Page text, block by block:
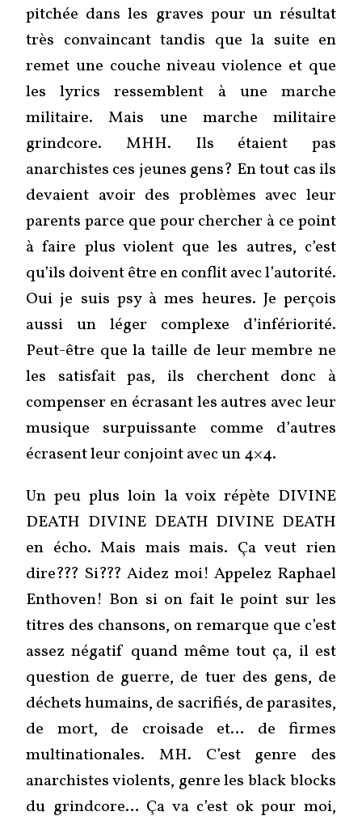
pitchée dans les graves pour un résultat
très convaincant tandis que la suite en
remet une couche niveau violence et que
les lyrics ressemblent à une marche
militaire. Mais une marche militaire
grindcore. MHH. Ils étaient pas
anarchistes ces jeunes gens? En tout cas ils
devaient avoir des problèmes avec leur
parents parce que pour chercher à ce point
à faire plus violent que les autres, c’est
qu’ils doivent être en conflit avec l’autorité.
Oui je suis psy à mes heures. Je perçois
aussi un léger complexe d’infériorité.
Peut-être que la taille de leur membre ne
les satisfait pas, ils cherchent donc à
compenser en écrasant les autres avec leur
musique surpuissante comme d’autres
écrasent leur conjoint avec un 4×4.
Un peu plus loin la voix répète DIVINE
DEATH DIVINE DEATH DIVINE DEATH
en écho. Mais mais mais. Ça veut rien
dire??? Si??? Aidez moi! Appelez Raphael
Enthoven! Bon si on fait le point sur les
titres des chansons, on remarque que c’est
assez négatif quand même tout ça, il est
question de guerre, de tuer des gens, de
déchets humains, de sacrifiés, de parasites,
de mort, de croisade et… de firmes
multinationales. MH. C’est genre des
anarchistes violents, genre les black blocks
du grindcore… Ça va c’est ok pour moi,